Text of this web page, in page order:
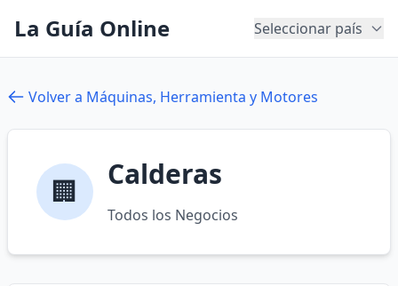
La Guía Online Seleccionar país
Volver a Máquinas, Herramienta y Motores
🏢 Calderas
Todos los Negocios